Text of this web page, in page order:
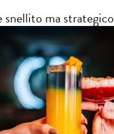
snellito ma strategico